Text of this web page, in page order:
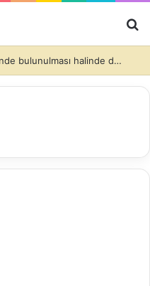
TBK. m. 19’a dayalı iptal isteminde bulunulması halinde de dava konusu taşınmazlar üzerine ihtiyati haciz konulmasında davacı tarafın hukuki yararının olduğu ve bu durumda da, teminatın alınıp alınmayacağı ve alınacak teminatın miktarı hakimin takdir edeceği (İİK. m. 281)-